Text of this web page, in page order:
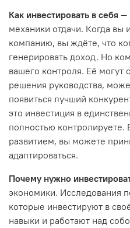
Как инвестировать в себя —
механики отдачи. Когда вы
компанию, вы ждёте, что
генерировать доход. Но
вашего контроля. Её могут
решения руководства,
появиться лучший
это инвестиция в
полностью
развитием, вы можете
адаптироваться.
Почему нужно
экономики. Исследования
которые инвестируют в
навыки и работают над